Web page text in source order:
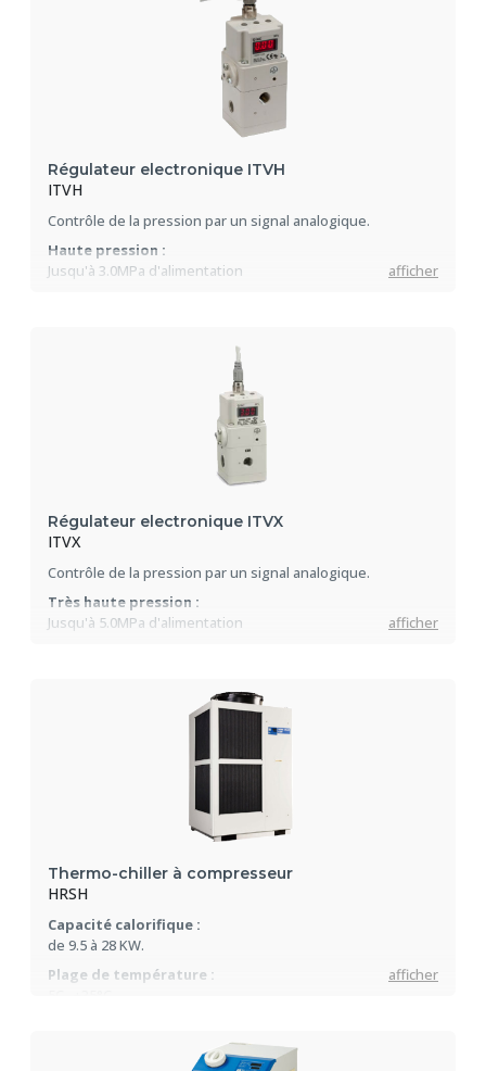
Régulateur electronique ITVH
ITVH
Contrôle de la pression par un signal analogique.
Haute pression :
Jusqu'à 3.0MPa d'alimentation
afficher
Régulateur electronique ITVX
ITVX
Contrôle de la pression par un signal analogique.
Très haute pression :
Jusqu'à 5.0MPa d'alimentation
afficher
Thermo-chiller à compresseur
HRSH
Capacité calorifique :
de 9.5 à 28 KW.
Plage de température :
afficher